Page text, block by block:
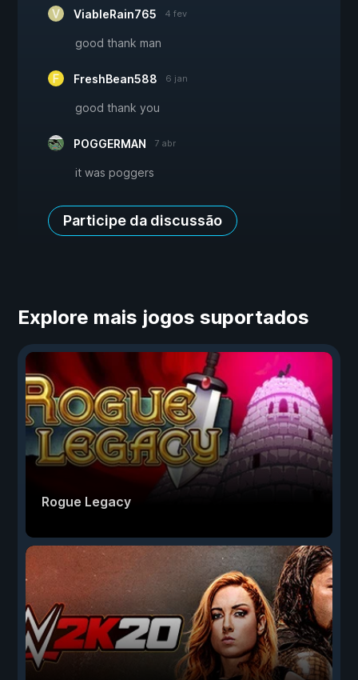
ViableRain765 4 fev
good thank man
FreshBean588 6 jan
good thank you
POGGERMAN 7 abr
it was poggers
Participe da discussão
Explore mais jogos suportados
Rogue Legacy